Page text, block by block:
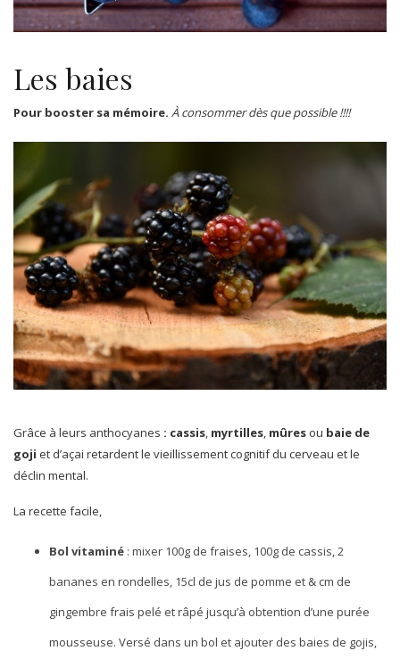
Les baies
Pour booster sa mémoire. À consommer dès que possible !!!!
Grâce à leurs anthocyanes : cassis, myrtilles, mûres ou baie de
goji et d’açai retardent le vieillissement cognitif du cerveau et le
déclin mental.
La recette facile,
Bol vitaminé : mixer 100g de fraises, 100g de cassis, 2
bananes en rondelles, 15cl de jus de pomme et & cm de
gingembre frais pelé et râpé jusqu’à obtention d’une purée
mousseuse. Versé dans un bol et ajouter des baies de gojis,